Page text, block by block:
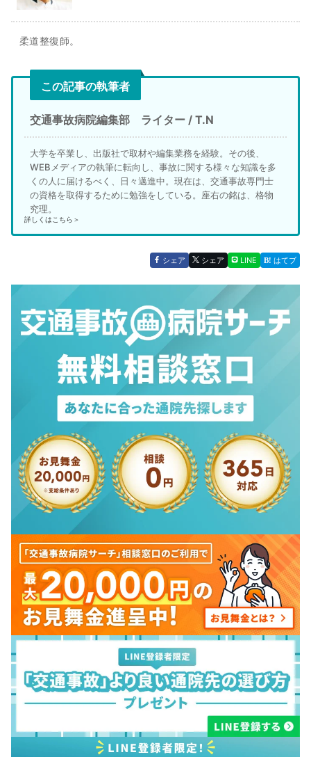
柔道整復師。
この記事の執筆者
交通事故病院編集部 ライター / T.N
大学を卒業し、出版社で取材や編集業務を経験。その後、
WEBメディアの執筆に転向し、事故に関する様々な知識を多
くの人に届けるべく、日々邁進中。現在は、交通事故専門士
の資格を取得するために勉強をしている。座右の銘は、格物
究理。
詳しくはこちら＞
シェア シェア LINE はてブ